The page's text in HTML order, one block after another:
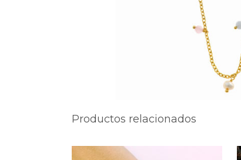
Productos relacionados